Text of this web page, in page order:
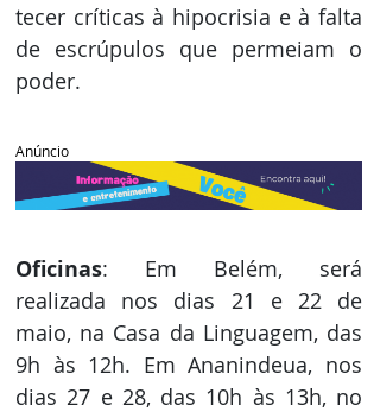
tecer críticas à hipocrisia e à falta
de escrúpulos que permeiam o
poder.
Anúncio
Oficinas: Em Belém, será
realizada nos dias 21 e 22 de
maio, na Casa da Linguagem, das
9h às 12h. Em Ananindeua, nos
dias 27 e 28, das 10h às 13h, no